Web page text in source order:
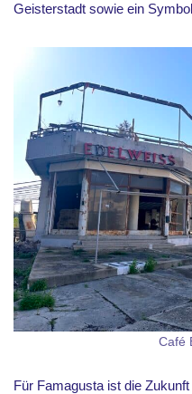
Geisterstadt sowie ein
Café
Für Famagusta ist die